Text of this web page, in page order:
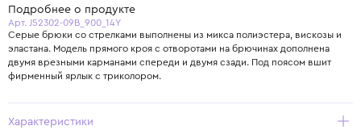
Подробнее о продукте
Арт. J52302-09B_900_14Y
Серые брюки со стрелками выполнены из микса полиэстера, вискозы и
эластана. Модель прямого кроя с отворотами на брючинах дополнена
двумя врезными карманами спереди и двумя сзади. Под поясом вшит
фирменный ярлык с триколором.
Характеристики